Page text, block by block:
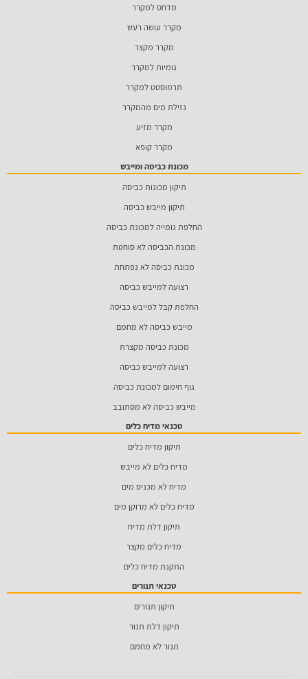
מדחס למקרר
מקרר עושה רעש
מקרר מקצר
גומיות למקרר
תרמוסטט למקרר
נזילת מים מהמקרר
מקרר מזיע
מקרר קופא
מכונת כביסה ומייבש
תיקון מכונות כביסה
תיקון מייבש כביסה
החלפת גומייה למכונת כביסה
מכונת הכביסה לא סוחטת
מכונת כביסה לא נפתחת
רצועה למייבש כביסה
החלפת קבל למייבש כביסה
מייבש כביסה לא מחמם
מכונת כביסה מקצרת
רצועה למייבש כביסה
גוף חימום למכונת כביסה
מייבש כביסה לא מסתובב
טכנאי מדיח כלים
תיקון מדיח כלים
מדיח כלים לא מייבש
מדיח לא מכניס מים
מדיח כלים לא מרוקן מים
תיקון דלת מדיח
מדיח כלים מקצר
התקנת מדיח כלים
טכנאי תנורים
תיקון תנורים
תיקון דלת תנור
תנור לא מחמם